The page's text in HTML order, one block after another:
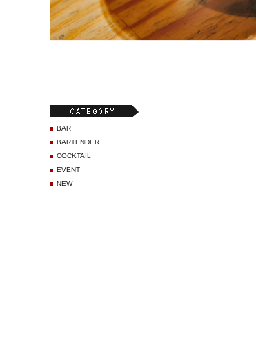
BAR
BARTENDER
COCKTAIL
EVENT
NEW